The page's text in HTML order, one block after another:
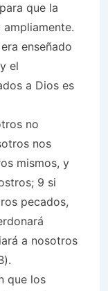
que la
enseñado
el
a Dios es
no
nos
mismos, y
9 si
pecados,
a nosotros
que los